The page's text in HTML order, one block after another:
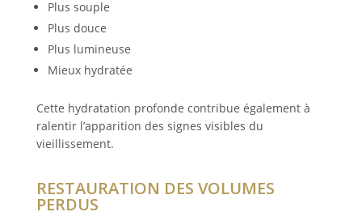
Plus souple
Plus douce
Plus lumineuse
Mieux hydratée
Cette hydratation profonde contribue également à
ralentir l’apparition des signes visibles du
vieillissement.
RESTAURATION DES VOLUMES
PERDUS